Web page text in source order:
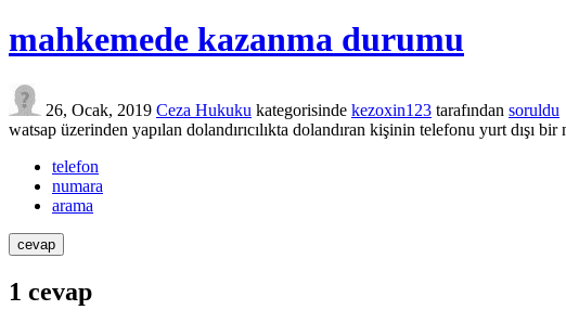
mahkemede kazanma durumu
26, Ocak, 2019 Ceza Hukuku kategorisinde kezoxin123 tarafından soruldu
watsap üzerinden yapılan dolandırıcılıkta dolandıran kişinin telefonu yurt dışı
telefon
numara
arama
1 cevap